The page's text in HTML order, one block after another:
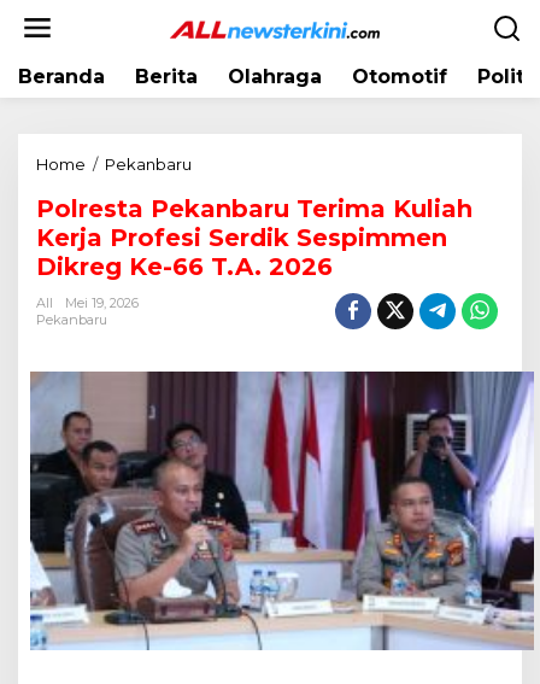
Beranda Berita Olahraga Otomotif
Home / Pekanbaru
l
r
e
a
n
b
a
r
u
T
e
r
i
Polresta Pekanbaru Terima Kuliah
Kerja Profesi Serdik Sespimmen
Dikreg Ke-66 T.A. 2026
All
Mei 19, 2026
Pekanbaru